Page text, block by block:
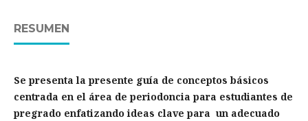
RESUMEN
Se presenta la presente guía de conceptos básicos
centrada en el área de periodoncia para estudiantes de
pregrado enfatizando ideas clave para un adecuado